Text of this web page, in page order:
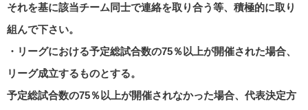
それを基に該当チーム同士で連絡を取り合う等、積極的に取り
組んで下さい。
・リーグにおける予定総試合数の75％以上が開催された場合、
リーグ成立するものとする。
予定総試合数の75％以上が開催されなかった場合、代表決定方